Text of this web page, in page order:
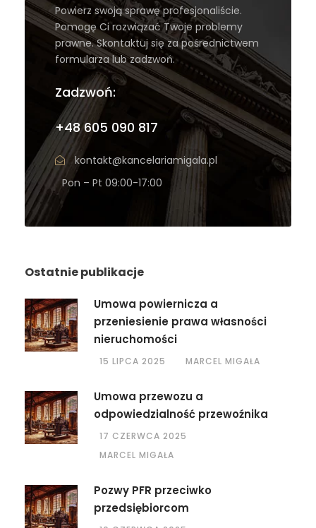
Powierz swoją sprawę profesjonaliście.
Pomogę Ci rozwiązać Twoje problemy
prawne. Skontaktuj się za pośrednictwem
formularza lub zadzwoń.
Zadzwoń:
+48 605 090 817
kontakt@kancelariamigala.pl
Pon – Pt 09:00-17:00
Ostatnie publikacje
Umowa powiernicza a
przeniesienie prawa własności
nieruchomości
15 LIPCA 2025 MARCEL MIGAŁA
Umowa przewozu a
odpowiedzialność przewoźnika
17 CZERWCA 2025
MARCEL MIGAŁA
Pozwy PFR przeciwko
przedsiębiorcom